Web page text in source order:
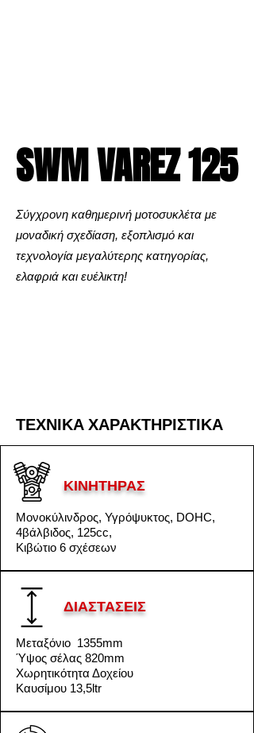
SWM VAREZ 125
SWM VAREZ 125
Σύγχρονη καθημερινή μοτοσυκλέτα με
μοναδική σχεδίαση, εξοπλισμό και
τεχνολογία μεγαλύτερης κατηγορίας,
ελαφριά και ευέλικτη!
ΤΕΧΝΙΚΑ ΧΑΡΑΚΤΗΡΙΣΤΙΚΑ
ΤΕΧΝΙΚΑ ΧΑΡΑΚΤΗΡΙΣΤΙΚΑ
ΚΙΝΗΤΗΡΑΣ
Μονοκύλινδρος, Υγρόψυκτος, DOHC,
4βάλβιδος, 125cc,
Κιβώτιο 6 σχέσεων
ΔΙΑΣΤΑΣΕΙΣ
Μεταξόνιο 1355mm
Ύψος σέλας 820mm
Χωρητικότητα Δοχείου
Καυσίμου 13,5ltr